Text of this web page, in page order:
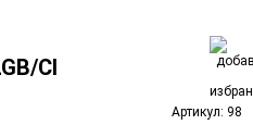
CI
Артикул: 98